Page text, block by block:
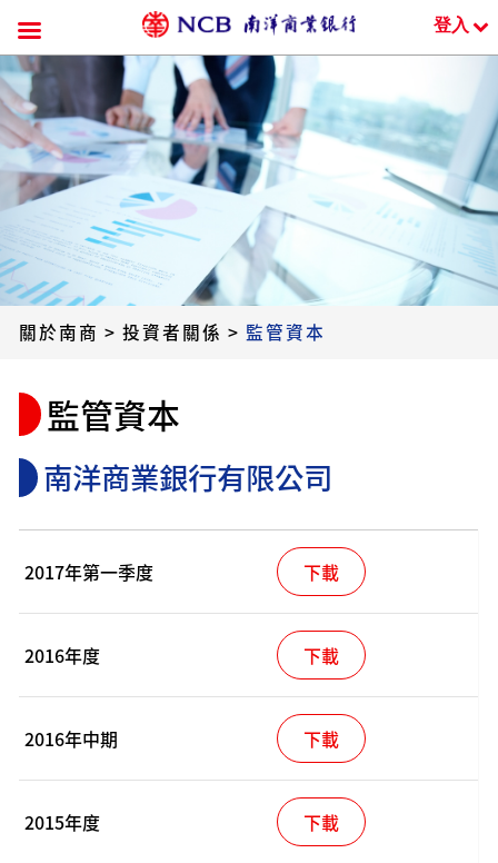
跳
到
內
容
登入
關於南商 > 投資者關係 > 監管資本
監管資本
南洋商業銀行有限公司
2017年第一季度 下載
2016年度 下載
2016年中期 下載
2015年度 下載